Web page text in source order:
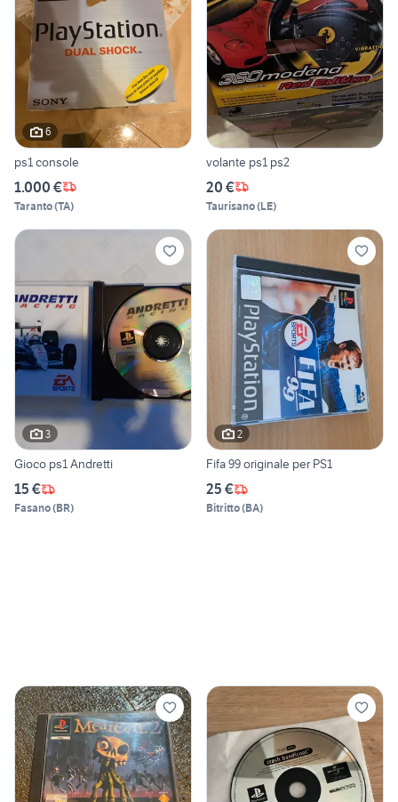
6
ps1 console
1.000 €
Taranto(TA)
volante ps1 ps2
20 €
Taurisano(LE)
3
Gioco ps1 Andretti
15 €
Fasano(BR)
2
Fifa 99 originale per PS1
25 €
Bitritto(BA)